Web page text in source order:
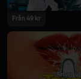
Från 49 kr